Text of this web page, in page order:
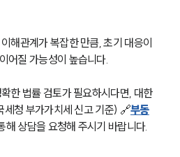
해관계가 복잡한 만큼, 초기 대응이
어질 가능성이 높습니다.
한 법률 검토가 필요하시다면, 대한
청 부가가치세 신고 기준) 🔗부동
해 상담을 요청해 주시기 바랍니다.